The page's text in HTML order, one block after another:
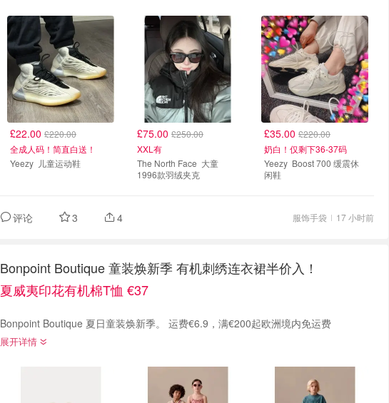
£22.00 £220.00
全成人码！简直白送！
Yeezy 儿童运动鞋
£75.00 £250.00
XXL有
The North Face 大童
1996款羽绒夹克
£35.00 £220.00
奶白！仅剩下36-37码
Yeezy Boost 700 缓震休
闲鞋
评论 3 4 服饰手袋 17 小时前
Bonpoint Boutique 童装焕新季 有机刺绣连衣裙半价入！
夏威夷印花有机棉T恤 €37
Bonpoint Boutique 夏日童装焕新季。 运费€6.9，满€200起欧洲境内免运费
展开详情